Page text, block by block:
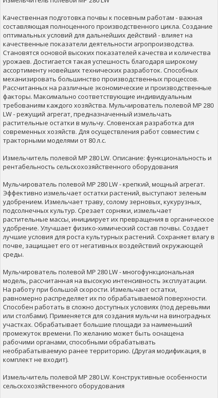
Качественная подготовка почвы к посевным работам - важная
составляющая полноценного производственного цикла. Создание
оптимальных условий для дальнейших действий - влияет на
качественные показатели деятельности агропроизводства.
Становятся основой высоких показателей качества и количества
урожаев. Достигается такая успешность благодаря широкому
ассортименту новейших технических разработок. Способных
механизировать большинство производственных процессов.
Рассчитанных на различные экономические и производственные
факторы. Максимально соответствующие индивидуальным
требованиям каждого хозяйства. Мульчирователь полевой MP 280
LW - режущий агрегат, предназначенный измельчать
растительные остатки в мульчу. Словенская разработка для
современных хозяйств. Для осуществления работ совместим с
тракторными моделями от 80 л.с.
Измельчитель полевой MP 280 LW. Описание: функциональность и
рентабельность сельскохозяйственного оборудования
Мульчирователь полевой MP 280 LW - крепкий, мощный агрегат.
Эффективно измельчает остатки растений, выступают зеленым
удобрением. Измельчает траву, солому зерновых, кукурузных,
подсолнечных культур. Срезает сорняки, измельчает
растительные массы, инициирует их превращения в органическое
удобрение. Улучшает физико-химический состав почвы. Создает
лучшие условия для роста культурных растений. Сохраняет влагу в
почве, защищает его от негативных воздействий окружающей
среды.
Мульчирователь полевой MP 280 LW - многофункциональная
модель, рассчитанная на высокую интенсивность эксплуатации.
На работу при большой скорости. Измельчает остатки,
равномерно распределяет их по обрабатываемой поверхности.
Способен работать в сложно доступных условиях (под деревьями
или столбами). Применяется для создания мульчи на виноградных
участках. Обрабатывает большие площади за наименьший
промежуток времени. По желанию может быть оснащена
рабочими органами, способными обрабатывать
необрабатываемую ранее территорию. (Другая модификация, в
комплект не входит).
Измельчитель полевой MP 280 LW. Конструктивные особенности
сельскохозяйственного оборудования